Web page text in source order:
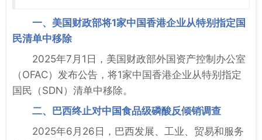
一、美国财政部将1家中国香港企业从特别指定国
民清单中移除
2025年7月1日，美国财政部外国资产控制办公室
（OFAC）发布公告，将1家中国香港企业从特别指定
国民（SDN）清单中移除。
二、巴西终止对中国食品级磷酸反倾销调查
2025年6月26日，巴西发展、工业、贸易和服务